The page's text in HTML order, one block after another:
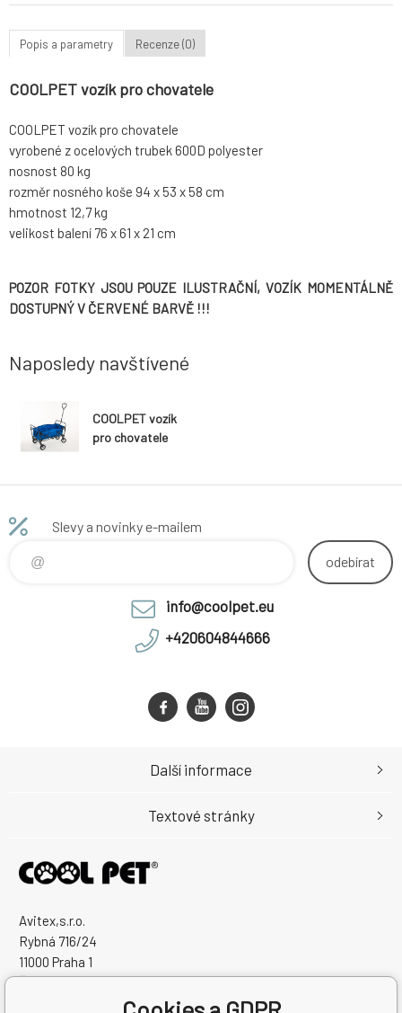
Popis a parametry Recenze (0)
COOLPET vozík pro chovatele
COOLPET vozík pro chovatele
vyrobené z ocelových trubek 600D polyester
nosnost 80 kg
rozměr nosného koše 94 x 53 x 58 cm
hmotnost 12,7 kg
velikost balení 76 x 61 x 21 cm
POZOR FOTKY JSOU POUZE ILUSTRAČNÍ, VOZÍK MOMENTÁLNĚ
DOSTUPNÝ V ČERVENÉ BARVĚ !!!
Naposledy navštívené
COOLPET vozík
pro chovatele
Slevy a novinky e-mailem
odebírat
info@coolpet.eu
+420604844666
Avitex,s.r.o.
Rybná 716/24
11000 Praha 1
Česká Republika
Další informace
Textové stránky